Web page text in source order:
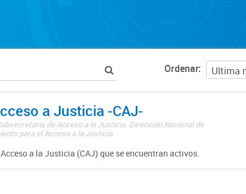
Ordenar
a Justicia -CAJ-
de Acceso a la Justicia. Dirección Nacional de
para el Acceso a la Justicia
a la Justicia (CAJ) que se encuentran activos.